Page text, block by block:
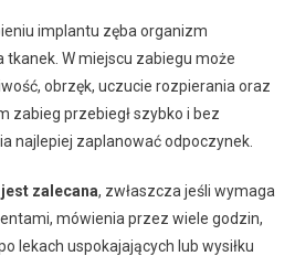
implantu zęba organizm
W miejscu zabiegu może
obrzęk, uczucie rozpierania oraz
zabieg przebiegł szybko i bez
najlepiej zaplanować odpoczynek.
zalecana, zwłaszcza jeśli wymaga
mówienia przez wiele godzin,
lekach uspokajających lub wysiłku